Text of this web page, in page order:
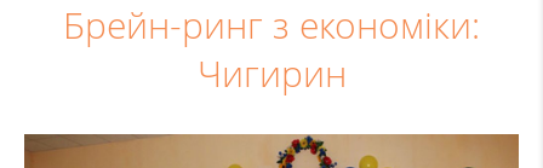
Брейн-ринг з економіки:
Чигирин